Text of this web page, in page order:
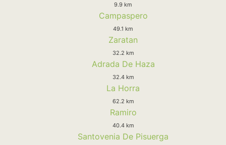
9.9 km
Campaspero
49.1 km
Zaratan
32.2 km
Adrada De Haza
32.4 km
La Horra
62.2 km
Ramiro
40.4 km
Santovenia De Pisuerga